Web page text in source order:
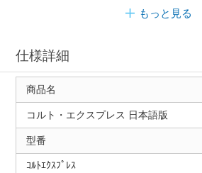
もっと見る
仕様詳細
商品名
コルト・エクスプレス 日本語版
型番
ｺﾙﾄｴｸｽﾌﾟﾚｽ